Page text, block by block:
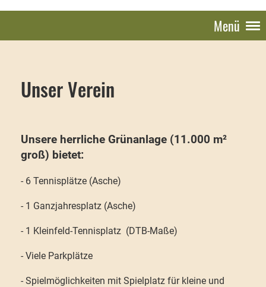
Menü
Unser Verein
Unsere herrliche Grünanlage (11.000 m²
groß) bietet:
- 6 Tennisplätze (Asche)
- 1 Ganzjahresplatz (Asche)
- 1 Kleinfeld-Tennisplatz (DTB-Maße)
- Viele Parkplätze
- Spielmöglichkeiten mit Spielplatz für kleine und